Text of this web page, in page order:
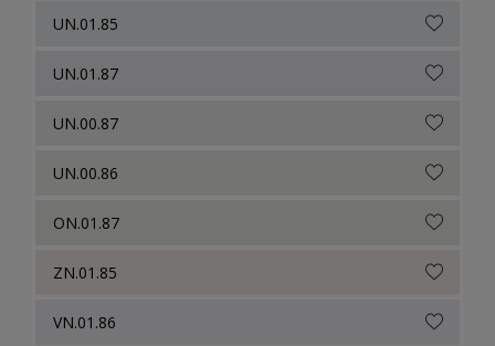
UN.01.85
UN.01.87
UN.00.87
UN.00.86
ON.01.87
ZN.01.85
VN.01.86